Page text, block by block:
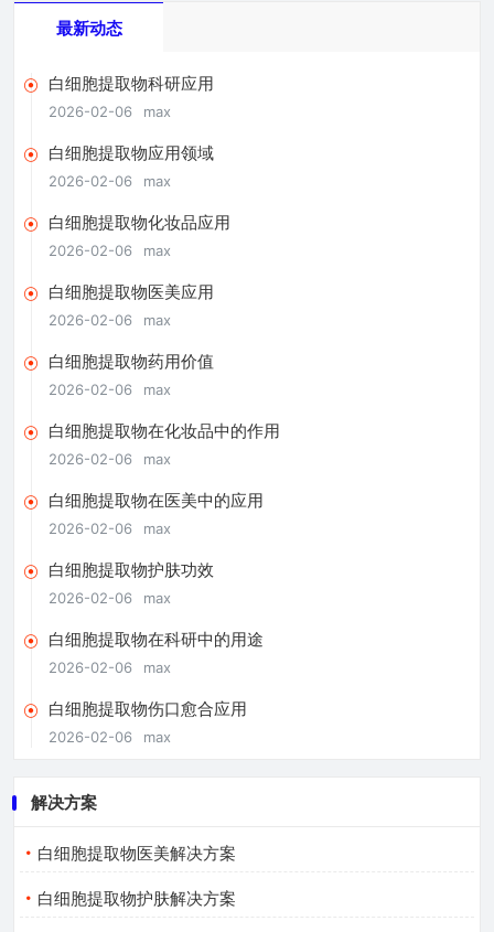
最新动态
白细胞提取物科研应用
2026-02-06 max
白细胞提取物应用领域
2026-02-06 max
白细胞提取物化妆品应用
2026-02-06 max
白细胞提取物医美应用
2026-02-06 max
白细胞提取物药用价值
2026-02-06 max
白细胞提取物在化妆品中的作用
2026-02-06 max
白细胞提取物在医美中的应用
2026-02-06 max
白细胞提取物护肤功效
2026-02-06 max
白细胞提取物在科研中的用途
2026-02-06 max
白细胞提取物伤口愈合应用
2026-02-06 max
解决方案
白细胞提取物医美解决方案
白细胞提取物护肤解决方案